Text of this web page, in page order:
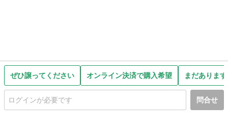
ぜひ譲ってください オンライン決済で購入希望 まだありま
問合せ